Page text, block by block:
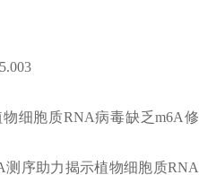
细胞质RNA病毒缺乏m6A修
测序助力揭示植物细胞质RNA